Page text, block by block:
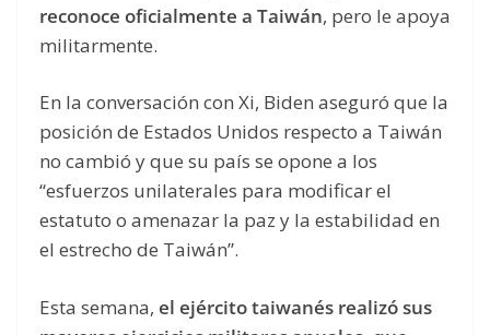
reconoce oficialmente a Taiwán, pero le apoya
militarmente.
En la conversación con Xi, Biden aseguró que la
posición de Estados Unidos respecto a Taiwán
no cambió y que su país se opone a los
“esfuerzos unilaterales para modificar el
estatuto o amenazar la paz y la estabilidad en
el estrecho de Taiwán”.
Esta semana, el ejército taiwanés realizó sus